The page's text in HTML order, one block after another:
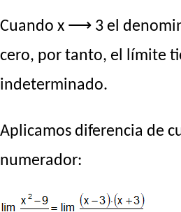
Cuando x ⟶ 3 el
cero, por tanto, el límite
indeterminado.
Aplicamos diferencia de
numerador: